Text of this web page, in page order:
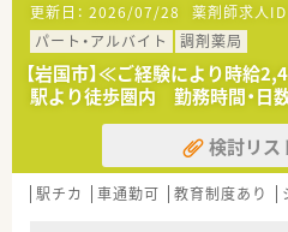
【法人特徴について】
■ツルハグループとして中四国
間15店舗以上の新規出店を継
す。
■地域の「トータルヘルスケア
ドラッグストアを調剤併設店
■中国・九州エリアに300店舗
から無理のない範囲での勤務
更新日： 2026/07/28 薬剤師求人ID
パート・アルバイト
調剤薬局
【岩国市】≪ご経験により時給
駅より徒歩圏内 勤務時間・日
検討リス
駅チカ 車通勤可 教育制度あり